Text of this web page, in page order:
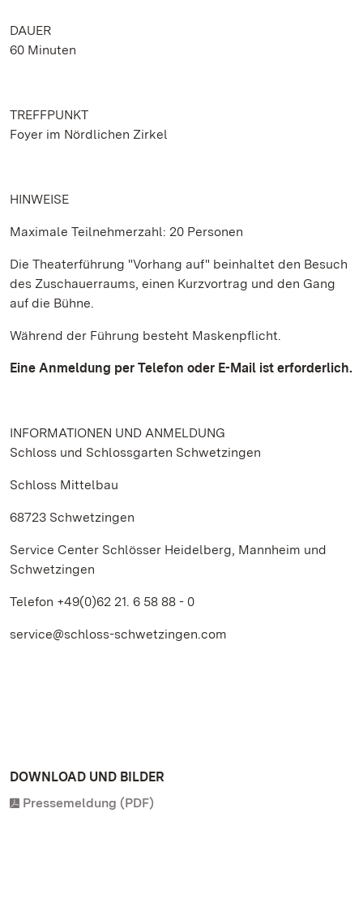
DAUER
60 Minuten
TREFFPUNKT
Foyer im Nördlichen Zirkel
HINWEISE
Maximale Teilnehmerzahl: 20 Personen
Die Theaterführung "Vorhang auf" beinhaltet den Besuch
des Zuschauerraums, einen Kurzvortrag und den Gang
auf die Bühne.
Während der Führung besteht Maskenpflicht.
Eine Anmeldung per Telefon oder E-Mail ist erforderlich.
INFORMATIONEN UND ANMELDUNG
Schloss und Schlossgarten Schwetzingen
Schloss Mittelbau
68723 Schwetzingen
Service Center Schlösser Heidelberg, Mannheim und
Schwetzingen
Telefon +49(0)62 21. 6 58 88 - 0
service@schloss-schwetzingen.com
DOWNLOAD UND BILDER
Pressemeldung (PDF)